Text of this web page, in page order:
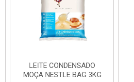
LEITE CONDENSADO
MOÇA NESTLE BAG 3KG